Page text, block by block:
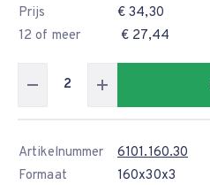
Prijs
€ 34,30
12 of meer
€ 27,44
Artikelnummer
6101.160.30
Formaat
160x30x3